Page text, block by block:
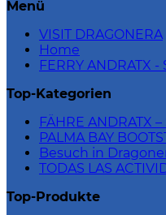
Menü
VISIT DRAGONERA
Home
FERRY ANDRATX -
Top-Kategorien
FÄHRE ANDRATX –
PALMA BAY
Besuch in
TODAS LAS
Top-Produkte